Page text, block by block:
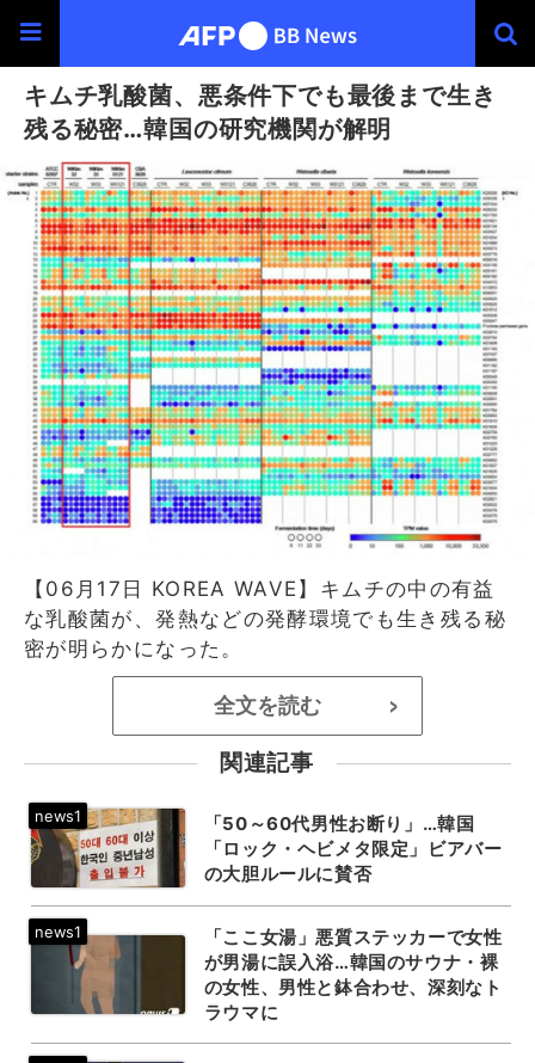
キムチ乳酸菌、悪条件下でも最後まで生き
残る秘密…韓国の研究機関が解明
【06月17日 KOREA WAVE】キムチの中の有益
な乳酸菌が、発熱などの発酵環境でも生き残る秘
密が明らかになった。
全文を読む >
関連記事
「50～60代男性お断り」…韓国
「ロック・ヘビメタ限定」ビアバー
の大胆ルールに賛否
「ここ女湯」悪質ステッカーで女性
が男湯に誤入浴…韓国のサウナ・裸
の女性、男性と鉢合わせ、深刻なト
ラウマに